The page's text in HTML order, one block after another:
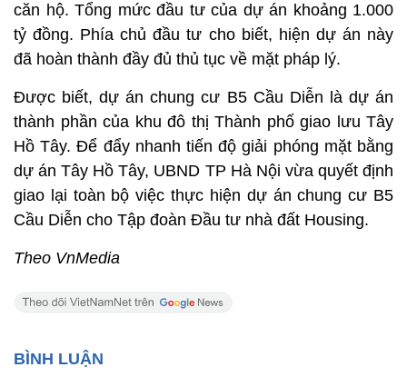
căn hộ. Tổng mức đầu tư của dự án khoảng 1.000
tỷ đồng. Phía chủ đầu tư cho biết, hiện dự án này
đã hoàn thành đầy đủ thủ tục về mặt pháp lý.
Được biết, dự án chung cư B5 Cầu Diễn là dự án
thành phần của khu đô thị Thành phố giao lưu Tây
Hồ Tây. Để đẩy nhanh tiến độ giải phóng mặt bằng
dự án Tây Hồ Tây, UBND TP Hà Nội vừa quyết định
giao lại toàn bộ việc thực hiện dự án chung cư B5
Cầu Diễn cho Tập đoàn Đầu tư nhà đất Housing.
Theo VnMedia